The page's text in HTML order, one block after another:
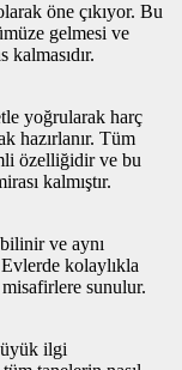
öne çıkıyor. Bu
gelmesi ve
yoğrularak harç
hazırlanır. Tüm
özelliğidir ve bu
kalmıştır.
ve aynı
kolaylıkla
sunulur.
ilgi